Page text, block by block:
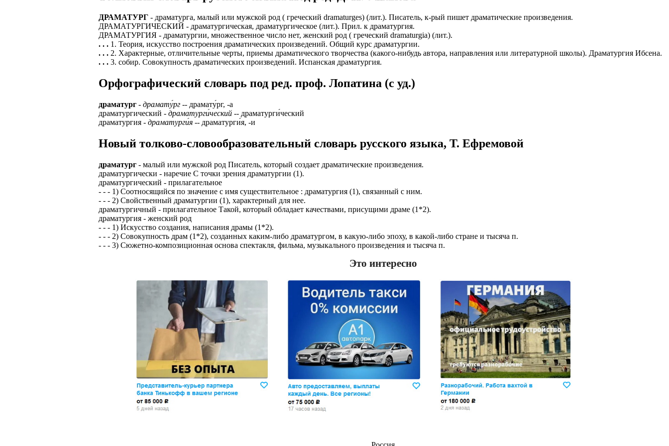
ПРОЦЕСС ОФОРМЛЕНИЯ: подробная консультация, оформление контракта> заказываем
приглашение от работодателя > оформление визы > отправка > прохождение границы, встреча
работодателем подобранной заранее вакансии > прибытие на предприятие и место проживание.
Лицензия по трудоустройству за рубежом № 20118251359
ВОЗМОЖНО ДИСТАНЦИОННОЕ ОФОРМЛЕНИЕ ИЗ ЛЮБОГО РЕГИОНА РФ!
Также смотрите дополнительные предложения по отправке в другие страны в нашем профиле.
А также рассматриваются соискатели с опытом работы: рабочий, разнорабочий, комплектовщик,
упаковщик, стикеровщик.
# работа за границей
# работа за рубежом
# трудоустройство за границей
# трудоустройство за рубежом
ЗАДАЧИ РЕГИОНАЛЬНОГО ПРЕДСТАВИТЕЛЯ
Доставлять клиентам банковские продукты, в том числе карты.
Подписывать документы при передаче и консультировать клиентов, как выгодно пользоваться
картами банка.
установке мобильного банка на телефон), за что получают дополнительную плату.
Пожалуйста, НЕ ЗВОНИТЕ! Пишите.
Опыт не нужен, но приветствуется на следующих позициях: менеджер, представитель,
региональный представитель, продавец-консультант, курьер, банковский курьер, курьер банка,
В таких банках, как Сбербанк, Газпром, Альфа-Банк, Промсвязьбанк, Райффайзенбанк,
Открытие, Почта Банк.
А также в компаниях: Евросеть, Мегафон, Связной, СДЭК, ПЭК и т.д.
В направлениях: без опыта, студенты, банки, консультирование, продажи.
ДРАМАТУРГ - драматурга, малый или мужской род ( греческий dramaturges) (лит.). Писатель, к-рый пишет драматические произведения.
ДРАМАТУРГИЧЕСКИЙ - драматургическая, драматургическое (лит.). Прил. к драматургия.
ДРАМАТУРГИЯ - драматургии, множественное число нет, женский род ( греческий dramaturgia) (лит.).
. . . 1. Теория, искусство построения драматических произведений. Общий курс драматургии.
. . . 2. Характерные, отличительные черты, приемы драматического творчества (какого-нибудь автора, направления или литературной школы). Драматургия Ибсена.
. . . 3. собир. Совокупность драматических произведений. Испанская драматургия.
Орфографический словарь под ред. проф. Лопатина (c уд.)
драматург - драмату́рг -- драмату́рг, -а
драматургический - драматурги́ческий -- драматурги́ческий
драматургия - драматурги́я -- драматурги́я, -и
Новый толково-словообразовательный словарь русского языка, Т. Ефремовой
драматург - малый или мужской род Писатель, который создает драматические произведения.
драматургически - наречие С точки зрения драматургии (1).
драматургический - прилагательное
- - - 1) Соотносящийся по значение с имя существительное : драматургия (1), связанный с ним.
- - - 2) Свойственный драматургии (1), характерный для нее.
драматургичный - прилагательное Такой, который обладает качествами, присущими драме (1*2).
драматургия - женский род
- - - 1) Искусство создания, написания драмы (1*2).
- - - 2) Совокупность драм (1*2), созданных каким-либо драматургом, в какую-либо эпоху, в какой-либо стране и тысяча п.
- - - 3) Сюжетно-композиционная основа спектакля, фильма, музыкального произведения и тысяча п.
Это интересно